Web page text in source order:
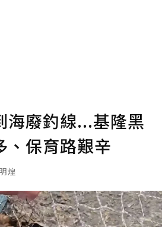
海廢釣線...基隆黑
、保育路艱辛
煌